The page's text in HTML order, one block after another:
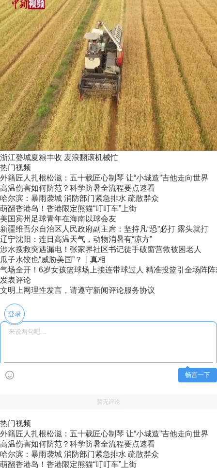
浙江婺城夏粮丰收 麦浪翻滚机械忙
热门视频
外籍匠人扎根松滋：五十载匠心制琴 让“小城造”吉他走向世界
高温伤害如何防范？科学防暑全流程要点速看
哈尔滨：暴雨袭城 消防部门紧急排水 疏散群众
萌翻香港岛！香港限定熊猫“叮叮车”上街
美国宾州足球青年在海南以球会友
新疆维吾尔自治区人民政府副主席：坚持凡“恐”必打 露头就打
辽宁沈阳：连日高温天气，动物消暑有“凉方”
涉水搜救突遇漏电！张家界社区书记徒手破窗营救被困老人
瓜子水饺也“威胁美国”？丨真相
气场全开！6岁女孩篮球场上接连带球过人 精准投篮引全场阵
发表评论
文明上网理性发言，请遵守新闻评论服务协议
登录
畅言一下
暂无评论
热门视频
外籍匠人扎根松滋：五十载匠心制琴 让“小城造”吉他走向世界
高温伤害如何防范？科学防暑全流程要点速看
哈尔滨：暴雨袭城 消防部门紧急排水 疏散群众
萌翻香港岛！香港限定熊猫“叮叮车”上街